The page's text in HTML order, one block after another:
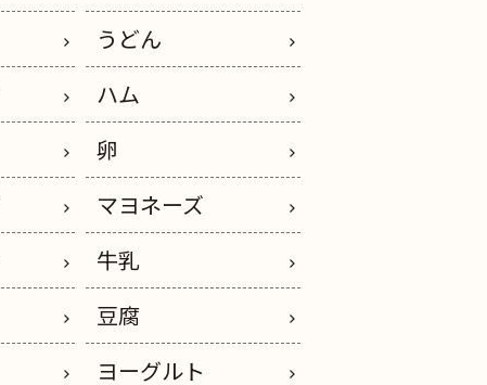
うどん
ハム
卵
マヨネーズ
牛乳
豆腐
ヨーグルト